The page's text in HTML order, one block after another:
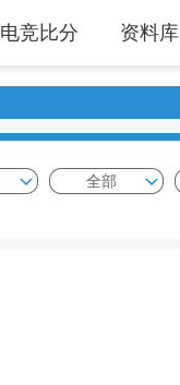
电竞比分 资料库
全部